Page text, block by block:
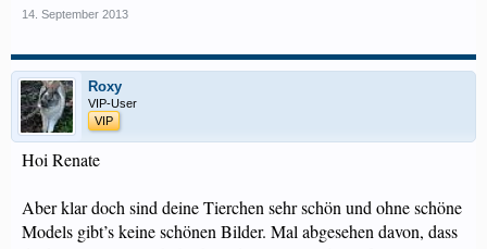
14. September 2013
Roxy
VIP-User
VIP
Hoi Renate
Aber klar doch sind deine Tierchen sehr schön und ohne schöne
Models gibt’s keine schönen Bilder. Mal abgesehen davon, dass